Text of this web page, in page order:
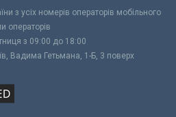
з усіх номерів операторів мобільного
операторів
з 09:00 до 18:00
Вадима Гетьмана, 1-Б, 3 поверх